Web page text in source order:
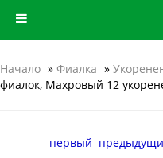
Начало » Фиалка »
фиалок, Махровый 12
первый